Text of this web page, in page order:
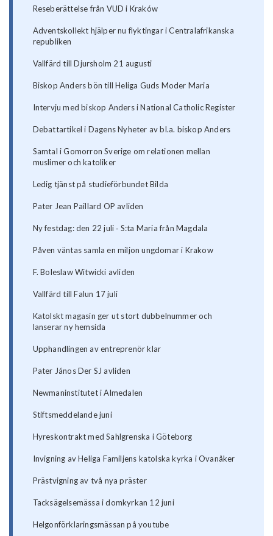
Reseberättelse från VUD i Kraków
Adventskollekt hjälper nu flyktingar i Centralafrikanska
republiken
Vallfärd till Djursholm 21 augusti
Biskop Anders bön till Heliga Guds Moder Maria
Intervju med biskop Anders i National Catholic Register
Debattartikel i Dagens Nyheter av bl.a. biskop Anders
Samtal i Gomorron Sverige om relationen mellan
muslimer och katoliker
Ledig tjänst på studieförbundet Bilda
Pater Jean Paillard OP avliden
Ny festdag: den 22 juli ‐ S:ta Maria från Magdala
Påven väntas samla en miljon ungdomar i Krakow
F. Boleslaw Witwicki avliden
Vallfärd till Falun 17 juli
Katolskt magasin ger ut stort dubbelnummer och
lanserar ny hemsida
Upphandlingen av entreprenör klar
Pater János Der SJ avliden
Newmaninstitutet i Almedalen
Stiftsmeddelande juni
Hyreskontrakt med Sahlgrenska i Göteborg
Invigning av Heliga Familjens katolska kyrka i Ovanåker
Prästvigning av två nya präster
Tacksägelsemässa i domkyrkan 12 juni
Helgonförklaringsmässan på youtube